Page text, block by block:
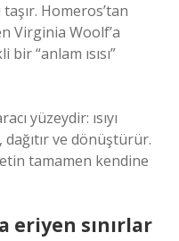
Homeros’tan
Virginia Woolf’a
“anlam ısısı”
yüzeydir: ısıyı
ve dönüştürür.
tamamen kendine
eriyen sınırlar